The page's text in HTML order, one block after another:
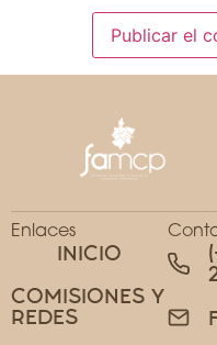
Enlaces
INICIO
COMISIONES Y
REDES